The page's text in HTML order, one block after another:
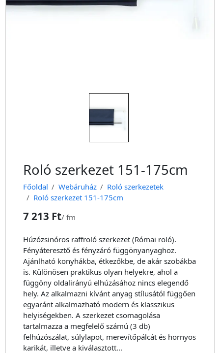
Roló szerkezet 151-175cm
Főoldal Webáruház
Roló szerkezetek
Roló szerkezet 151-175cm
7 213 Ft/ fm
Húzózsinóros raffroló szerkezet (Római roló).
Fényáteresztő és fényzáró függönyanyaghoz.
Ajánlható konyhákba, étkezőkbe, de akár szobákba
is. Különösen praktikus olyan helyekre, ahol a
függöny oldalirányú elhúzásához nincs elegendő
hely. Az alkalmazni kívánt anyag stílusától függően
egyaránt alkalmazható modern és klasszikus
helyiségekben. A szerkezet csomagolása
tartalmazza a megfelelő számú (3 db)
felhúzószálat, súlylapot, merevítőpálcát és hornyos
karikát, illetve a kiválasztott...